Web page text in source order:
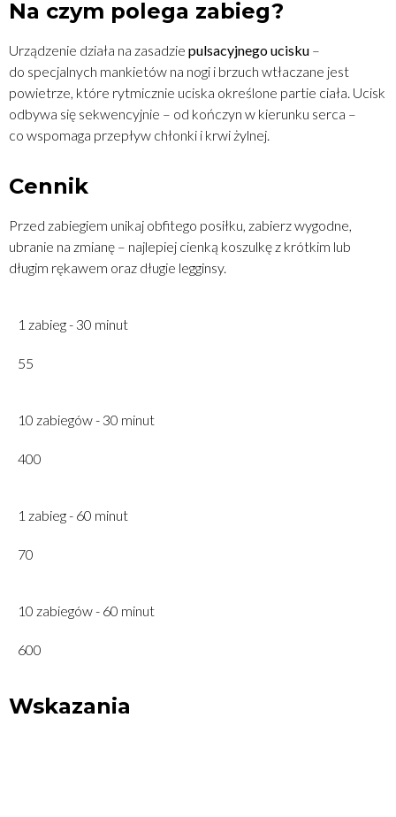
Na czym polega zabieg?
Urządzenie działa na zasadzie pulsacyjnego ucisku –
do specjalnych mankietów na nogi i brzuch wtłaczane jest
powietrze, które rytmicznie uciska określone partie ciała. Ucisk
odbywa się sekwencyjnie – od kończyn w kierunku serca –
co wspomaga przepływ chłonki i krwi żylnej.
Cennik
Przed zabiegiem unikaj obfitego posiłku, zabierz wygodne,
ubranie na zmianę – najlepiej cienką koszulkę z krótkim lub
długim rękawem oraz długie legginsy.
1 zabieg - 30 minut
55
10 zabiegów - 30 minut
400
1 zabieg - 60 minut
70
10 zabiegów - 60 minut
600
Wskazania